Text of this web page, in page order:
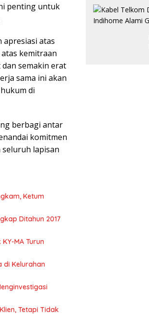
penting untuk
apresiasi atas
kemitraan
semakin erat
sama ini akan
di
berbagi antar
komitmen
lapisan
Ketum
Ditahun 2017
MA Turun
di Kelurahan
Tetapi Tidak